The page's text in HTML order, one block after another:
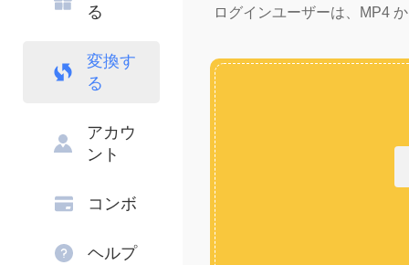
る
変換す
る
アカウ
ント
コンボ
ヘルプ
ログインユーザーは、MP4